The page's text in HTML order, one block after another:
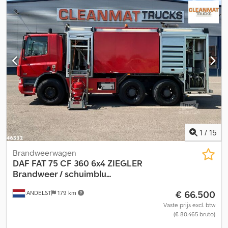
lengte:10.000 mm, totale breedte:2.600 mm, totale hoogte:
3.550 mm, Bouwjaar:2024, Uitrusting:airconditioning, = Overige
opties en accessoires = - Vierwielaandrijving - Bladvering -
Zonneklep - Aftakas (PTO) = Aanvullende informatie = Technische
gegevens Aantal cilinders: 6 Motorinhoud: 12.882 cc
Versnellingsbak Versnellingsbak: ZF16S2520TO, handgeschakelde
versnellingsbak Asconfiguratie Bandenmaat: 325/95R24
Dedszrmaxspfx Aipskr Remmen: Trommelremmen Vering:
Bladvering Vooras: Bestuurbaar Gewichten Ledig gewicht: 15.000
kg Laadvermogen: 18.500 kg Maximaal toelaatbaar gewicht (MTG):
33.500 kg
1 / 15
ANDELST 179 km
Brandweerwagen
DAF FAT 75 CF 360 6x4 ZIEGLER
Brandweer / schuimblu...
€ 66.500
Vaste prijs excl. btw
(€ 80.465 bruto)